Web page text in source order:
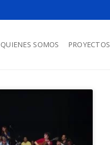
QUIENES SOMOS PROYECTOS